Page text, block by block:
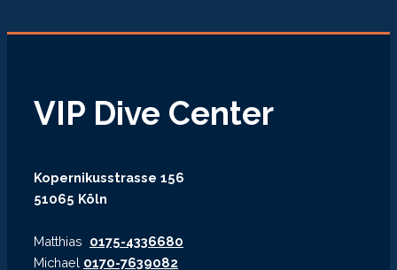
VIP Dive Center
Kopernikusstrasse 156
51065 Köln
Matthias 0175-4336680
Michael 0170-7639082